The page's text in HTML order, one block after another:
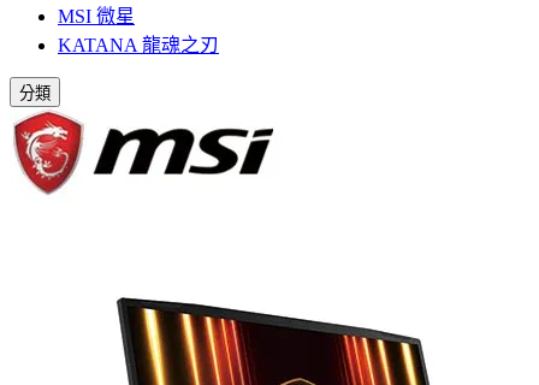
MSI 微星
KATANA 龍魂之刃
分類